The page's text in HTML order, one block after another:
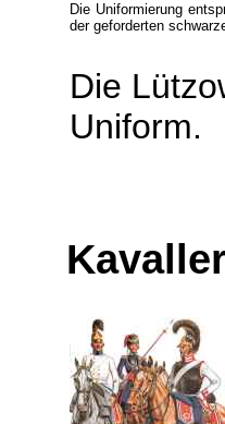
Die Uniformierung
der geforderten
Die
Uniform.